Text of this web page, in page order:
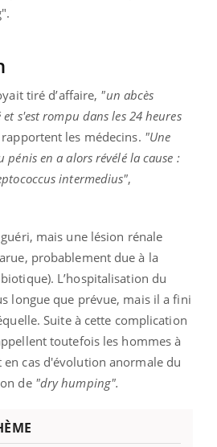
tiré d’affaire, "un abcès
s'est rompu dans les 24 heures
rapportent les médecins. "Une
en a alors révélé la cause :
intermedius",
mais une lésion rénale
probablement due à la
L’hospitalisation du
longue que prévue, mais il a fini
Suite à cette complication
toutefois les hommes à
cas d'évolution anormale du
de "dry humping".